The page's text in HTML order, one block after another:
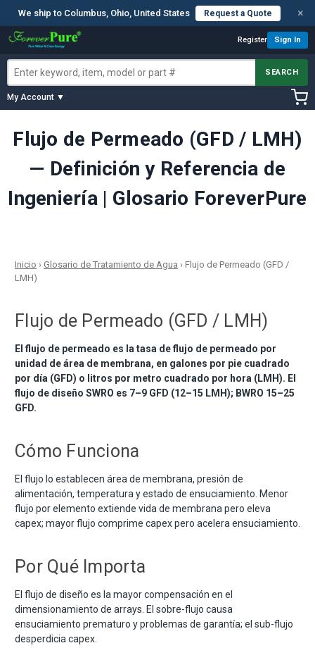
We ship to Columbus, Ohio, United States Request a Quote ×
Register Sign In
SEARCH
My Account ▼
Flujo de Permeado (GFD / LMH)
— Definición y Referencia de
Ingeniería | Glosario ForeverPure
Inicio › Glosario de Tratamiento de Agua › Flujo de Permeado (GFD /
LMH)
Flujo de Permeado (GFD / LMH)
El flujo de permeado es la tasa de flujo de permeado por
unidad de área de membrana, en galones por pie cuadrado
por día (GFD) o litros por metro cuadrado por hora (LMH). El
flujo de diseño SWRO es 7–9 GFD (12–15 LMH); BWRO 15–25
GFD.
Cómo Funciona
El flujo lo establecen área de membrana, presión de
alimentación, temperatura y estado de ensuciamiento. Menor
flujo por elemento extiende vida de membrana pero eleva
capex; mayor flujo comprime capex pero acelera ensuciamiento.
Por Qué Importa
El flujo de diseño es la mayor compensación en el
dimensionamiento de arrays. El sobre-flujo causa
ensuciamiento prematuro y problemas de garantía; el sub-flujo
desperdicia capex.